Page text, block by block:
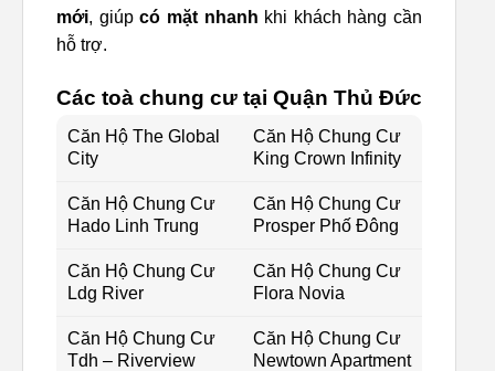
mới, giúpcó mặt nhanh khi khách hàng cần
hỗ trợ.
Các toà chung cư tại Quận Thủ Đức
Căn Hộ The Global
City
Căn Hộ Chung Cư
King Crown Infinity
Căn Hộ Chung Cư
Hado Linh Trung
Căn Hộ Chung Cư
Prosper Phố Đông
Căn Hộ Chung Cư
Ldg River
Căn Hộ Chung Cư
Flora Novia
Căn Hộ Chung Cư
Tdh – Riverview
Căn Hộ Chung Cư
Newtown Apartment